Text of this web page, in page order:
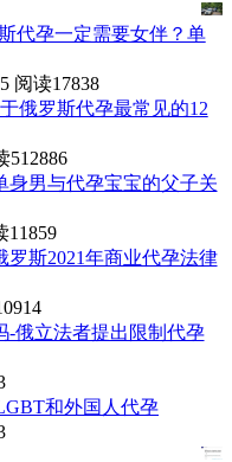
代孕一定需要女伴？单
阅读17838
俄罗斯代孕最常见的12
512886
身男与代孕宝宝的父子关
11859
斯2021年商业代孕法律
-俄立法者提出限制代孕
和外国人代孕